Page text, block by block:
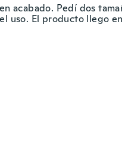
acabado. Pedí dos
uso. El producto llego